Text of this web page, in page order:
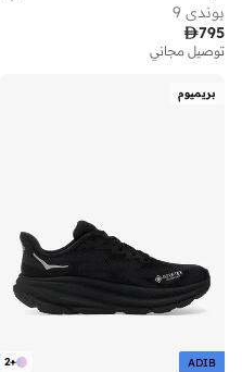
بوندي 9
795
توصيل مجاني
بريميوم
+
2 ADIB